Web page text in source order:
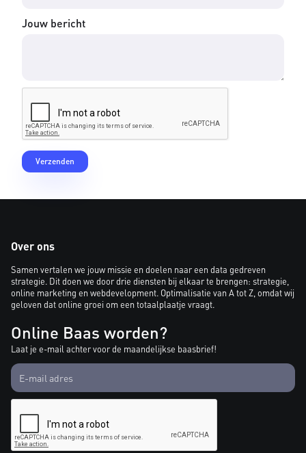
Jouw bericht
Over ons
Samen vertalen we jouw missie en doelen naar een data gedreven
strategie. Dit doen we door drie diensten bij elkaar te brengen: strategie,
online marketing en webdevelopment. Optimalisatie van A tot Z, omdat wij
geloven dat online groei om een totaalplaatje vraagt.
Online Baas worden?
Laat je e-mail achter voor de maandelijkse baasbrief!